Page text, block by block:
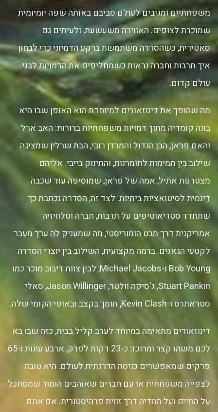
משפחתיים ומגיבים לעולם סביבם באותה שפה יומיומית
שמוכרת לצופים. האווירה משעשעת, ולעיתים גם
סאטירית, כשהסדרה משתמשת ברקע הדמיוני כדי לבחון
איך תרבות וחברה נראות כשמחליפים את הדמויות לבני
עולם קדום.
מה שהופך את דינוזאורים למיוחדת הוא האופן שבו היא
בונה קומדיה מתוך דמויות משפחתיות ברורות: האב ארל
והאם פראן, הבן הגדול והמרדן רובי, הבת שרלין שמציגה
שילוב בין תמימות לחומרנות, והתינוק בייבי. אליהם
מצטרפת אתיל, אמה של פראן, שמוסיפה עוד שכבה
דינמית לסיטואציות ביתיות. לצד זה, הסדרה נכתבת כך
שתחדד סטריאוטיפים על תרבות, חברה וטלוויזיה
אמריקנית דרך מבט הומוריסטי, מה שמעניק לה ערך מעבר
לקטעי הגאגים. ברמה מקצועית, השילוב בין יוצרי הסדרה
Bob Young ו-Michael Jacobs, לבין צוות דיבוב מוכר כמו
Stuart Pankin, ג'סיקה וולטר, Jason Willinger, סאלי
סטראתרס ו-Kevin Clash, תומך בקצב ובאופי הקומי שלה.
דינוזאורים מתאימה במיוחד לערב קליל בבית, כזה שבו בא
לכם משהו קצר ומרוכז: כ-23 דקות לפרק, ארבע עונות ו-65
פרקים שמאפשרים כניסה הדרגתית לעולם. היא טובה
לצפייה משפחתית או עם חברים שאוהבים הומור שמסתכל
על החיים ועל המדיה דרך זווית פרהיסטורית. אם אתם